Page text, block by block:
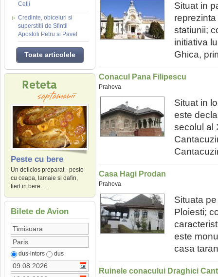
Cetii
Credinte, obiceiuri si
superstitii de Sfintii
Apostoli Petru si Pavel
Toate articolele
Peste cu bere
Un delicios preparat - peste
cu ceapa, lamaie si dafin,
fiert in bere. ...
Bilete de Avion
dus-intors dus
Situat in
statiunii;
initiativa
Ghica,
Conacul Pana Filipescu
Prahova
Situat in
este
secolul al
Casa Hagi Prodan
Prahova
Situata
Ploiesti;
este
casa
Ruinele conacului Draghici